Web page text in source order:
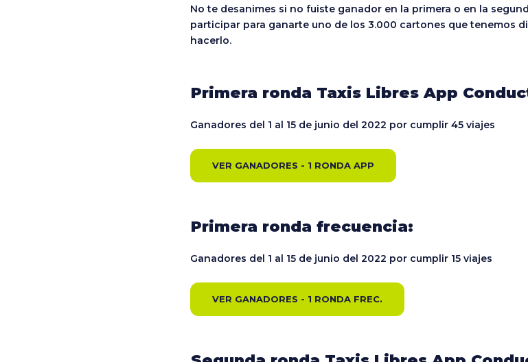
No te desanimes si no fuiste ganador en la primera o en la
participar para ganarte uno de los 3.000 cartones que tenemos
hacerlo.
Primera ronda Taxis Libres App
Ganadores del 1 al 15 de junio del 2022 por cumplir 45 viajes
VER GANADORES - 1 RONDA APP
Primera ronda frecuencia:
Ganadores del 1 al 15 de junio del 2022 por cumplir 15 viajes
VER GANADORES - 1 RONDA FREC.